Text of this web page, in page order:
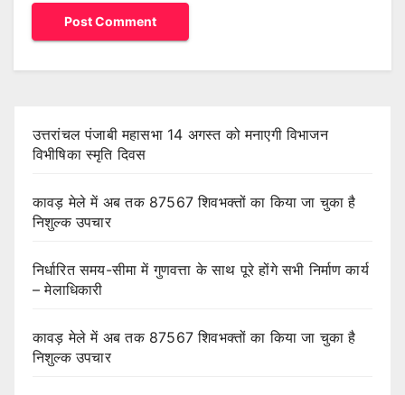
उत्तरांचल पंजाबी महासभा 14 अगस्त को मनाएगी विभाजन
विभीषिका स्मृति दिवस
कावड़ मेले में अब तक 87567 शिवभक्तों का किया जा चुका है
निशुल्क उपचार
निर्धारित समय-सीमा में गुणवत्ता के साथ पूरे होंगे सभी निर्माण कार्य
– मेलाधिकारी
कावड़ मेले में अब तक 87567 शिवभक्तों का किया जा चुका है
निशुल्क उपचार